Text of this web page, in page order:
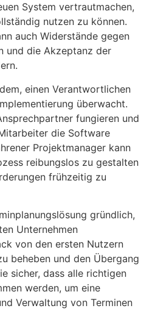
System vertrautmachen,
nutzen zu können.
auch Widerstände gegen
und die Akzeptanz der
einen Verantwortlichen
überwacht.
fungieren und
die Software
Projektmanager kann
reibungslos zu gestalten
frühzeitig zu
gründlich,
Unternehmen
von den ersten Nutzern
beheben und den Übergang
sicher, dass alle richtigen
werden, um eine
Verwaltung von Terminen